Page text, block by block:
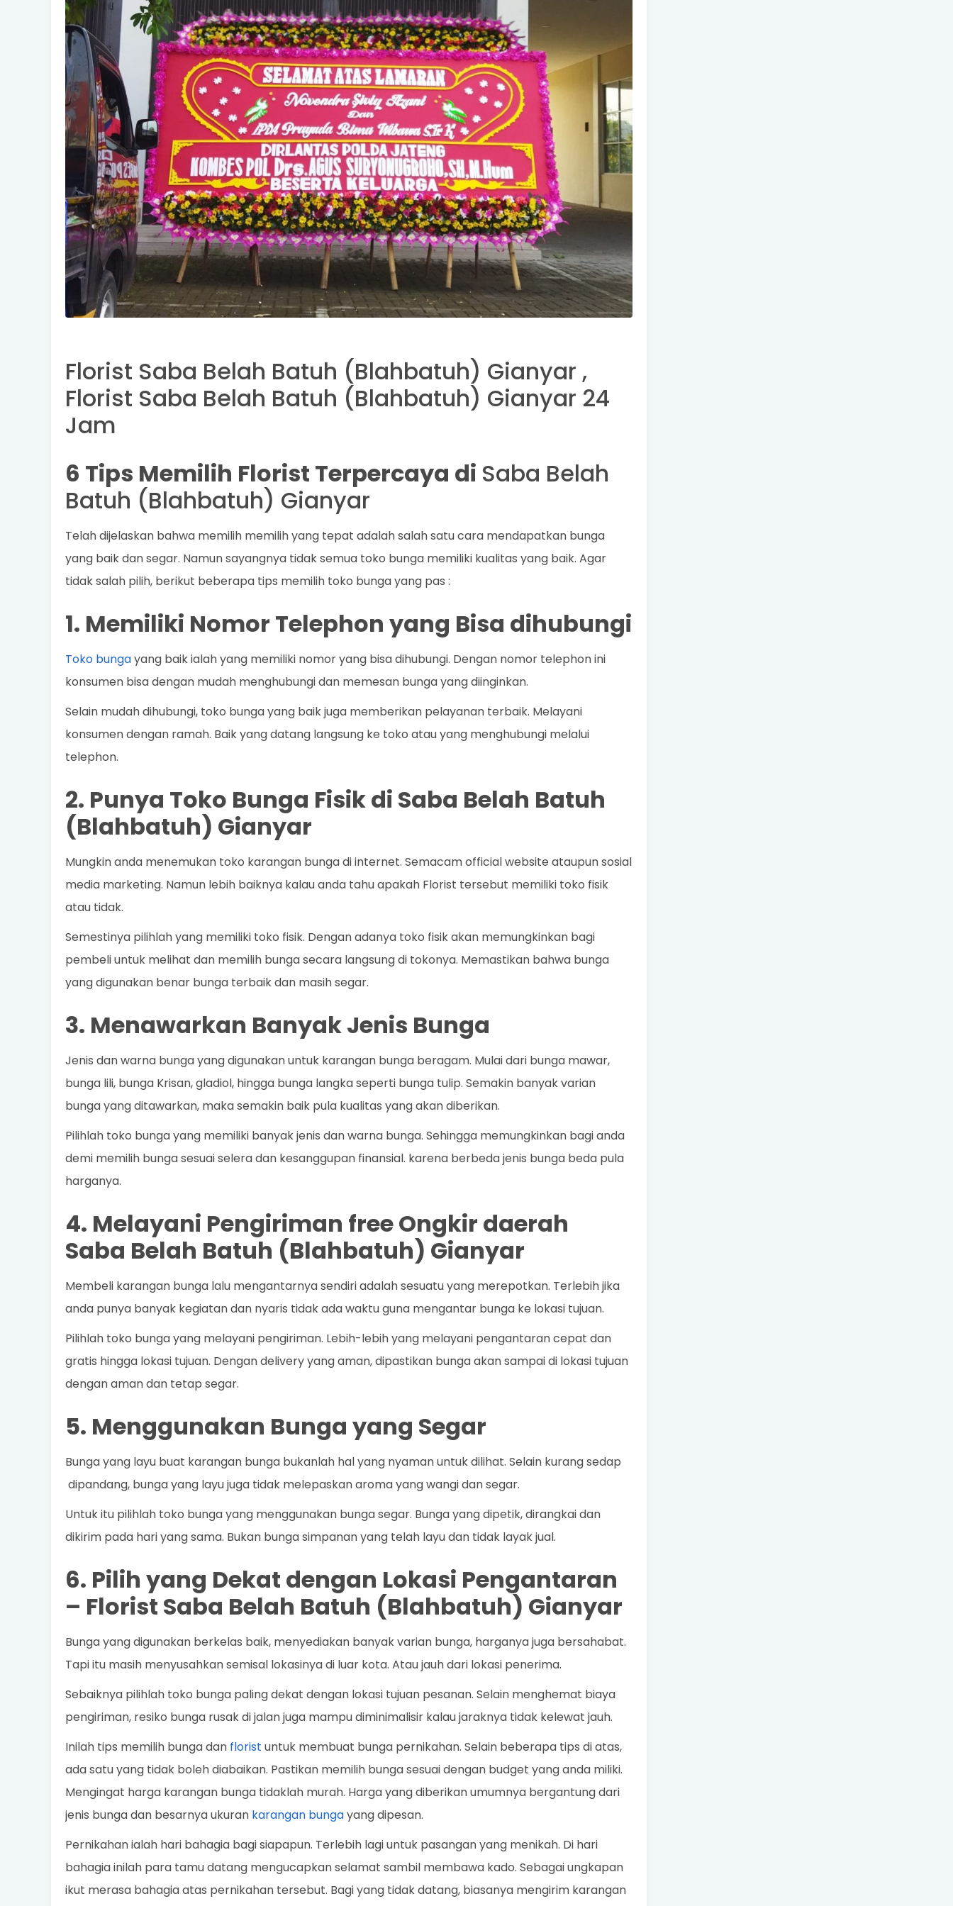
Florist Saba Belah Batuh (Blahbatuh) Gianyar ,
Florist Saba Belah Batuh (Blahbatuh) Gianyar 24
Jam
6 Tips Memilih Florist Terpercaya di Saba Belah
Batuh (Blahbatuh) Gianyar
Telah dijelaskan bahwa memilih memilih yang tepat adalah salah satu cara mendapatkan bunga
yang baik dan segar. Namun sayangnya tidak semua toko bunga memiliki kualitas yang baik. Agar
tidak salah pilih, berikut beberapa tips memilih toko bunga yang pas :
1. Memiliki Nomor Telephon yang Bisa dihubungi
Toko bungayang baik ialah yang memiliki nomor yang bisa dihubungi. Dengan nomor telephon ini
konsumen bisa dengan mudah menghubungi dan memesan bunga yang diinginkan.
Selain mudah dihubungi, toko bunga yang baik juga memberikan pelayanan terbaik. Melayani
konsumen dengan ramah. Baik yang datang langsung ke toko atau yang menghubungi melalui
telephon.
2. Punya Toko Bunga Fisik di Saba Belah Batuh
(Blahbatuh) Gianyar
Mungkin anda menemukan toko karangan bunga di internet. Semacam official website ataupun sosial
media marketing. Namun lebih baiknya kalau anda tahu apakah Florist tersebut memiliki toko fisik
atau tidak.
Semestinya pilihlah yang memiliki toko fisik. Dengan adanya toko fisik akan memungkinkan bagi
pembeli untuk melihat dan memilih bunga secara langsung di tokonya. Memastikan bahwa bunga
yang digunakan benar bunga terbaik dan masih segar.
3. Menawarkan Banyak Jenis Bunga
Jenis dan warna bunga yang digunakan untuk karangan bunga beragam. Mulai dari bunga mawar,
bunga lili, bunga Krisan, gladiol, hingga bunga langka seperti bunga tulip. Semakin banyak varian
bunga yang ditawarkan, maka semakin baik pula kualitas yang akan diberikan.
Pilihlah toko bunga yang memiliki banyak jenis dan warna bunga. Sehingga memungkinkan bagi anda
demi memilih bunga sesuai selera dan kesanggupan finansial. karena berbeda jenis bunga beda pula
harganya.
4. Melayani Pengiriman free Ongkir daerah
Saba Belah Batuh (Blahbatuh) Gianyar
Membeli karangan bunga lalu mengantarnya sendiri adalah sesuatu yang merepotkan. Terlebih jika
anda punya banyak kegiatan dan nyaris tidak ada waktu guna mengantar bunga ke lokasi tujuan.
Pilihlah toko bunga yang melayani pengiriman. Lebih-lebih yang melayani pengantaran cepat dan
gratis hingga lokasi tujuan. Dengan delivery yang aman, dipastikan bunga akan sampai di lokasi tujuan
dengan aman dan tetap segar.
5. Menggunakan Bunga yang Segar
Bunga yang layu buat karangan bunga bukanlah hal yang nyaman untuk dilihat. Selain kurang sedap
dipandang, bunga yang layu juga tidak melepaskan aroma yang wangi dan segar.
Untuk itu pilihlah toko bunga yang menggunakan bunga segar. Bunga yang dipetik, dirangkai dan
dikirim pada hari yang sama. Bukan bunga simpanan yang telah layu dan tidak layak jual.
6. Pilih yang Dekat dengan Lokasi Pengantaran
– Florist Saba Belah Batuh (Blahbatuh) Gianyar
Bunga yang digunakan berkelas baik, menyediakan banyak varian bunga, harganya juga bersahabat.
Tapi itu masih menyusahkan semisal lokasinya di luar kota. Atau jauh dari lokasi penerima.
Sebaiknya pilihlah toko bunga paling dekat dengan lokasi tujuan pesanan. Selain menghemat biaya
pengiriman, resiko bunga rusak di jalan juga mampu diminimalisir kalau jaraknya tidak kelewat jauh.
Inilah tips memilih bunga dan florist untuk membuat bunga pernikahan. Selain beberapa tips di atas,
ada satu yang tidak boleh diabaikan. Pastikan memilih bunga sesuai dengan budget yang anda miliki.
Mengingat harga karangan bunga tidaklah murah. Harga yang diberikan umumnya bergantung dari
jenis bunga dan besarnya ukuran karangan bungayang dipesan.
Pernikahan ialah hari bahagia bagi siapapun. Terlebih lagi untuk pasangan yang menikah. Di hari
bahagia inilah para tamu datang mengucapkan selamat sambil membawa kado. Sebagai ungkapan
ikut merasa bahagia atas pernikahan tersebut. Bagi yang tidak datang, biasanya mengirim karangan